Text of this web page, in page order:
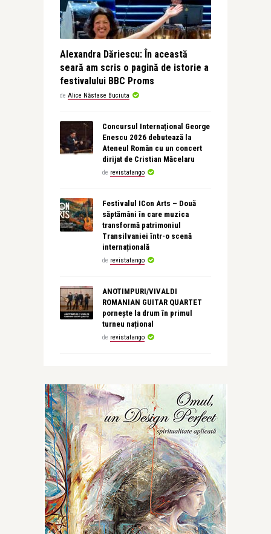
Alexandra Dăriescu: În această
seară am scris o pagină de istorie a
festivalului BBC Proms
de Alice Năstase Buciuta
Concursul Internațional George
Enescu 2026 debutează la
Ateneul Român cu un concert
dirijat de Cristian Măcelaru
de revistatango
Festivalul ICon Arts – Două
săptămâni în care muzica
transformă patrimoniul
Transilvaniei într-o scenă
internațională
de revistatango
ANOTIMPURI/VIVALDI
ROMANIAN GUITAR QUARTET
pornește la drum în primul
turneu național
de revistatango